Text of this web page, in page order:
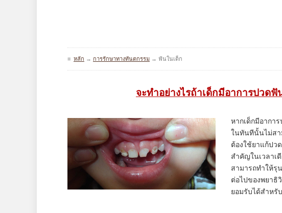
≡ หลัก → การรักษาทางทันตกรรม → ฟันในเด็ก
จะทำอย่างไรถ้าเด็กมีอาการปวดฟั
หากเด็กมีอากา
ในทันทีนั้นไม่สา
ต้องใช้ยาแก้ปว
สำคัญในเวลาเ
สามารถทำให้รุ
ต่อไปของพยาธิ
ยอมรับได้สำหรั